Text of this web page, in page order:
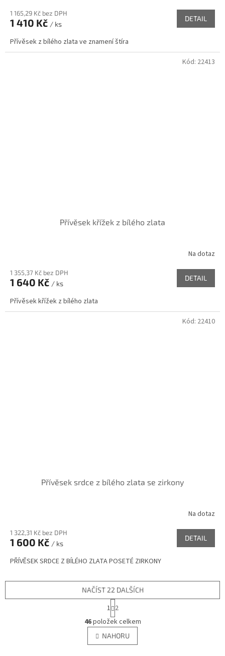
1 165,29 Kč bez DPH
1 410 Kč / ks
DETAIL
Přívěsek z bílého zlata ve znamení štíra
Přívěsek křížek z bílého zlata
Na dotaz
1 355,37 Kč bez DPH
1 640 Kč / ks
DETAIL
Přívěsek křížek z bílého zlata
Kód: 22413
Přívěsek srdce z bílého zlata se zirkony
Na dotaz
1 322,31 Kč bez DPH
1 600 Kč / ks
DETAIL
PŘÍVĚSEK SRDCE Z BÍLÉHO ZLATA POSETÉ ZIRKONY
Kód: 22410
O
v
l
á
NAČÍST 22 DALŠÍCH
S
t
r
á
n
k
1 2
46položek celkem
NAHORU